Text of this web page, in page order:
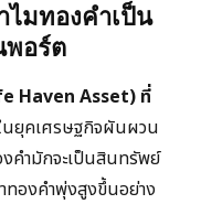
ไมทองคำเป็น
อร์ต
Haven Asset) ที่
นยุคเศรษฐกิจผันผวน
งคำมักจะเป็นสินทรัพย์
ทองคำพุ่งสูงขึ้นอย่าง